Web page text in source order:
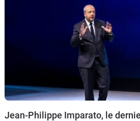
Jean-Philippe Imparato, le